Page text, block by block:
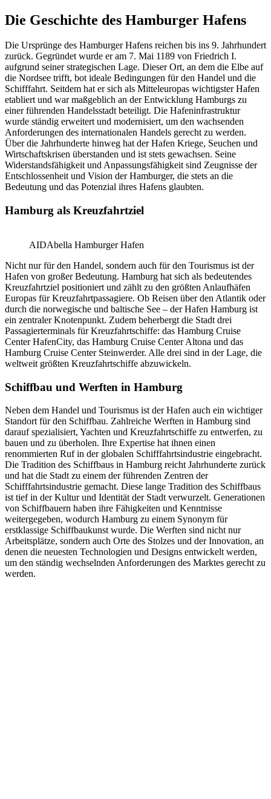
Die Geschichte des Hamburger Hafens
Die Ursprünge des Hamburger Hafens reichen bis ins 9. Jahrhundert
zurück. Gegründet wurde er am 7. Mai 1189 von Friedrich I.
aufgrund seiner strategischen Lage. Dieser Ort, an dem die Elbe auf
die Nordsee trifft, bot ideale Bedingungen für den Handel und die
Schifffahrt. Seitdem hat er sich als Mitteleuropas wichtigster Hafen
etabliert und war maßgeblich an der Entwicklung Hamburgs zu
einer führenden Handelsstadt beteiligt. Die Hafeninfrastruktur
wurde ständig erweitert und modernisiert, um den wachsenden
Anforderungen des internationalen Handels gerecht zu werden.
Über die Jahrhunderte hinweg hat der Hafen Kriege, Seuchen und
Wirtschaftskrisen überstanden und ist stets gewachsen. Seine
Widerstandsfähigkeit und Anpassungsfähigkeit sind Zeugnisse der
Entschlossenheit und Vision der Hamburger, die stets an die
Bedeutung und das Potenzial ihres Hafens glaubten.
Hamburg als Kreuzfahrtziel
AIDAbella Hamburger Hafen
Nicht nur für den Handel, sondern auch für den Tourismus ist der
Hafen von großer Bedeutung. Hamburg hat sich als bedeutendes
Kreuzfahrtziel positioniert und zählt zu den größten Anlaufhäfen
Europas für Kreuzfahrtpassagiere. Ob Reisen über den Atlantik oder
durch die norwegische und baltische See – der Hafen Hamburg ist
ein zentraler Knotenpunkt. Zudem beherbergt die Stadt drei
Passagierterminals für Kreuzfahrtschiffe: das Hamburg Cruise
Center HafenCity, das Hamburg Cruise Center Altona und das
Hamburg Cruise Center Steinwerder. Alle drei sind in der Lage, die
weltweit größten Kreuzfahrtschiffe abzuwickeln.
Schiffbau und Werften in Hamburg
Neben dem Handel und Tourismus ist der Hafen auch ein wichtiger
Standort für den Schiffbau. Zahlreiche Werften in Hamburg sind
darauf spezialisiert, Yachten und Kreuzfahrtschiffe zu entwerfen, zu
bauen und zu überholen. Ihre Expertise hat ihnen einen
renommierten Ruf in der globalen Schifffahrtsindustrie eingebracht.
Die Tradition des Schiffbaus in Hamburg reicht Jahrhunderte zurück
und hat die Stadt zu einem der führenden Zentren der
Schifffahrtsindustrie gemacht. Diese lange Tradition des Schiffbaus
ist tief in der Kultur und Identität der Stadt verwurzelt. Generationen
von Schiffbauern haben ihre Fähigkeiten und Kenntnisse
weitergegeben, wodurch Hamburg zu einem Synonym für
erstklassige Schiffbaukunst wurde. Die Werften sind nicht nur
Arbeitsplätze, sondern auch Orte des Stolzes und der Innovation, an
denen die neuesten Technologien und Designs entwickelt werden,
um den ständig wechselnden Anforderungen des Marktes gerecht zu
werden.